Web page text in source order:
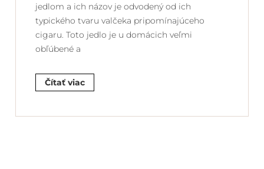
jedlom a ich názov je odvodený od ich
typického tvaru valčeka pripomínajúceho
cigaru. Toto jedlo je u domácich veľmi
obľúbené a
Čítať viac